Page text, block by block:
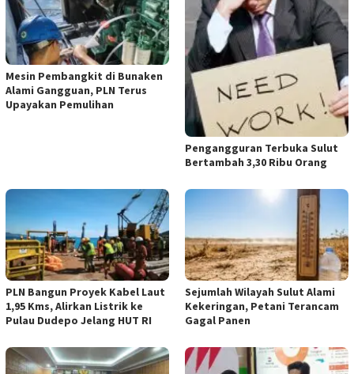
Mesin Pembangkit di Bunaken
Alami Gangguan, PLN Terus
Upayakan Pemulihan
Pengangguran Terbuka Sulut
Bertambah 3,30 Ribu Orang
PLN Bangun Proyek Kabel Laut
1,95 Kms, Alirkan Listrik ke
Pulau Dudepo Jelang HUT RI
Sejumlah Wilayah Sulut Alami
Kekeringan, Petani Terancam
Gagal Panen